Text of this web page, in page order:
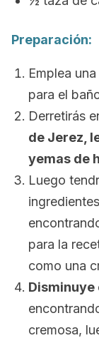
Preparación:
Emplea
para el
Derretirás
de Jerez,
yemas de
Luego
para la
como una
Disminuye
cremosa,